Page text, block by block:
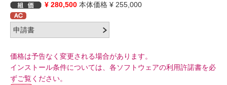
¥ 280,500 本体価格 ¥ 255,000
価格は予告なく変更される場合があります。
インストール条件については、各ソフトウェアの利用許諾書を必
ずご覧ください。